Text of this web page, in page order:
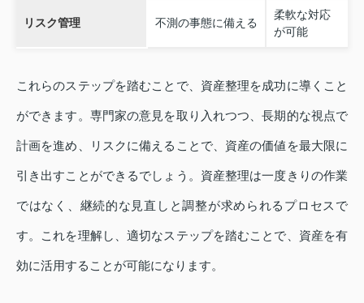
リスク管理 不測の事態に備える
柔軟な対応
が可能
これらのステップを踏むことで、資産整理を成功に導くこと
ができます。専門家の意見を取り入れつつ、長期的な視点で
計画を進め、リスクに備えることで、資産の価値を最大限に
引き出すことができるでしょう。資産整理は一度きりの作業
ではなく、継続的な見直しと調整が求められるプロセスで
す。これを理解し、適切なステップを踏むことで、資産を有
効に活用することが可能になります。